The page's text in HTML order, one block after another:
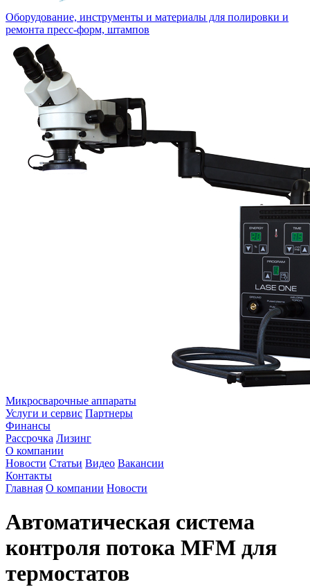
Оборудование, инструменты и материалы для полировки и
ремонта пресс-форм, штампов
Микросварочные аппараты
Услуги и сервис Партнеры
Финансы
Рассрочка Лизинг
О компании
Новости Статьи Видео Вакансии
Контакты
Главная О компании Новости
Автоматическая система
контроля потока MFM для
термостатов